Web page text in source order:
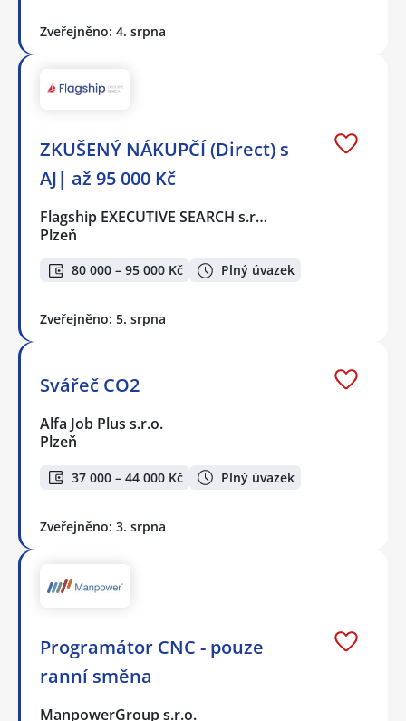
Zveřejněno: 4. srpna
ZKUŠENÝ NÁKUPČÍ (Direct) s
AJ| až 95 000 Kč
Flagship EXECUTIVE SEARCH s.r…
Plzeň
80 000 – 95 000 Kč Plný úvazek
Zveřejněno: 5. srpna
Svářeč CO2
Alfa Job Plus s.r.o.
Plzeň
37 000 – 44 000 Kč Plný úvazek
Zveřejněno: 3. srpna
Programátor CNC - pouze
ranní směna
ManpowerGroup s.r.o.